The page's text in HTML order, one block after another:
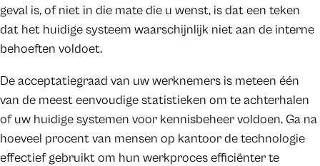
geval is, of niet in die mate die u wenst, is dat een teken
dat het huidige systeem waarschijnlijk niet aan de interne
behoeften voldoet.
De acceptatiegraad van uw werknemers is meteen één
van de meest eenvoudige statistieken om te achterhalen
of uw huidige systemen voor kennisbeheer voldoen. Ga na
hoeveel procent van mensen op kantoor de technologie
effectief gebruikt om hun werkproces efficiënter te